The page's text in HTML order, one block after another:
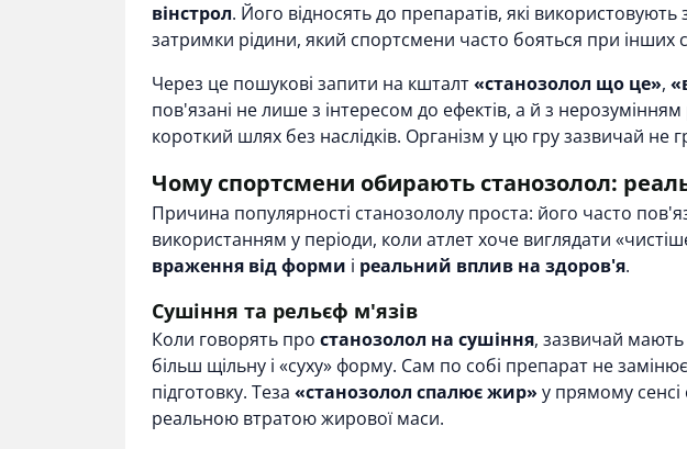
вінстрол. Його відносять до препаратів, які
затримки рідини, який спортсмени часто бояться при інших
Через це пошукові запити на кшталт«станозолол що це»,
пов'язані не лише з інтересом до ефектів, а й з
короткий шлях без наслідків. Організм у цю гру зазвичай не
Чому спортсмени обирають станозолол:
Причина популярності станозололу проста: його часто
використанням у періоди, коли атлет хоче виглядати
враження від форми і реальний вплив на здоров'я.
Сушіння та рельєф м'язів
Коли говорять про станозолол на сушіння, зазвичай
більш щільну і «суху» форму. Сам по собі препарат не
підготовку. Теза «станозолол спалює жир» у прямому
реальною втратою жирової маси.